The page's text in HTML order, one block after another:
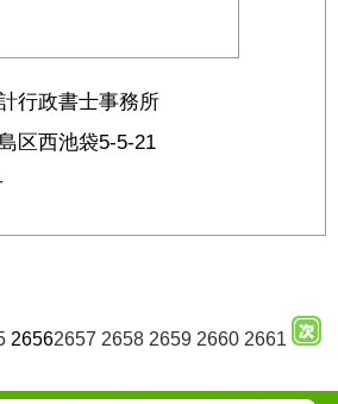
行政書士事務所
区西池袋5-5-21
26562657 2658 2659 2660 2661